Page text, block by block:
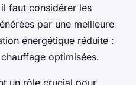
faut considérer les
par une meilleure
énergétique réduite :
optimisées.
un rôle crucial pour